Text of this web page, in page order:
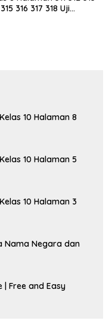
316 317 318 Uji
10 Halaman 8
10 Halaman 5
10 Halaman 3
Nama Negara dan
Free and Easy